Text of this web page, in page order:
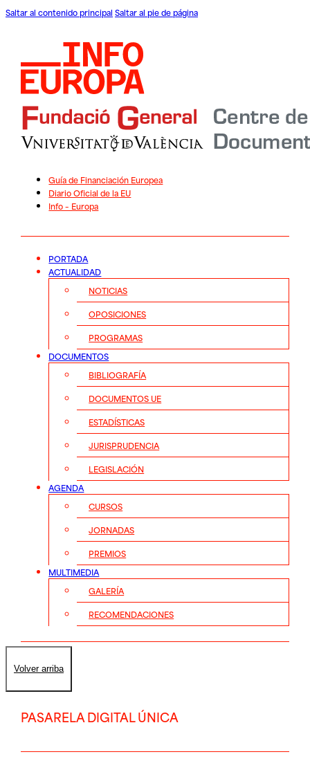
Saltar al contenido principal Saltar al pie de página
Guía de Financiación Europea
Diario Oficial de la EU
Info – Europa
PORTADA
ACTUALIDAD
NOTICIAS
OPOSICIONES
PROGRAMAS
DOCUMENTOS
BIBLIOGRAFÍA
DOCUMENTOS UE
ESTADÍSTICAS
JURISPRUDENCIA
LEGISLACIÓN
AGENDA
CURSOS
JORNADAS
PREMIOS
MULTIMEDIA
GALERÍA
RECOMENDACIONES
Volver arriba
PASARELA DIGITAL ÚNICA